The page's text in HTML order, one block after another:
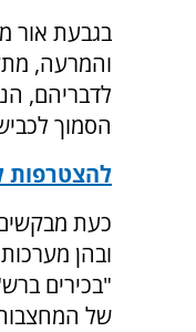
בגבעת אור
והמרעה,
לדבריהם,
הסמוך לכביש 60 ולשמירה על רצף ההתיישבות
להצטרפות
כעת
ובהן
"בכירים
של